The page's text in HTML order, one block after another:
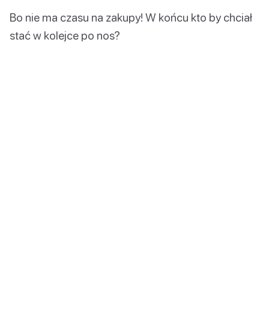
Bo nie ma czasu na zakupy! W końcu kto by chciał
stać w kolejce po nos?